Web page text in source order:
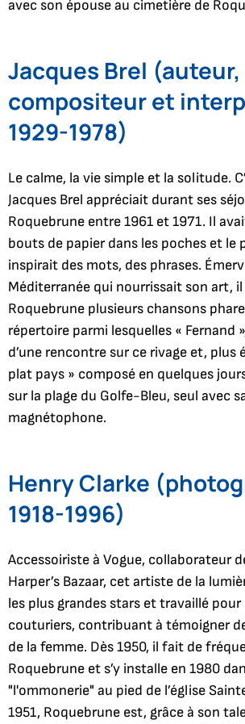
avec son épouse au cimetière de
Jacques Brel (auteur,
compositeur et
1929-1978)
Le calme, la vie simple et la solitude.
Jacques Brel appréciait durant ses
Roquebrune entre 1961 et 1971. Il
bouts de papier dans les poches et le
inspirait des mots, des phrases.
Méditerranée qui nourrissait son art,
Roquebrune plusieurs chansons
répertoire parmi lesquelles « Fernand
d’une rencontre sur ce rivage et, plus
plat pays » composé en quelques
sur la plage du Golfe-Bleu, seul avec
magnétophone.
Henry Clarke
1918-1996)
Accessoiriste à Vogue, collaborateur
Harper’s Bazaar, cet artiste de la
les plus grandes stars et travaillé pour
couturiers, contribuant à témoigner
de la femme. Dès 1950, il fait de
Roquebrune et s’y installe en 1980
"l'ommonerie" au pied de l’église
1951, Roquebrune est, grâce à son